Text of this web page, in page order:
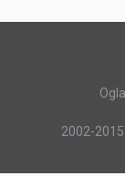
2002-